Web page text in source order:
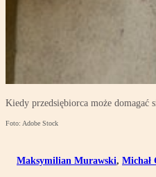
Kiedy przedsiębiorca może domagać
Foto: Adobe Stock
Maksymilian Murawski, Michał